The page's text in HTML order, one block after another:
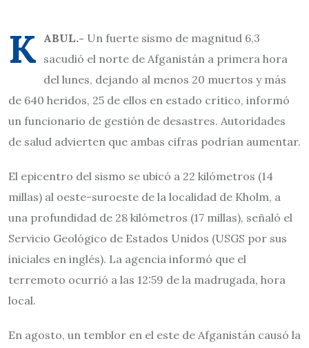
K ABUL.- Un fuerte sismo de magnitud 6,3
sacudió el norte de Afganistán a primera hora
del lunes, dejando al menos 20 muertos y más
de 640 heridos, 25 de ellos en estado crítico, informó
un funcionario de gestión de desastres. Autoridades
de salud advierten que ambas cifras podrían aumentar.
El epicentro del sismo se ubicó a 22 kilómetros (14
millas) al oeste-suroeste de la localidad de Kholm, a
una profundidad de 28 kilómetros (17 millas), señaló el
Servicio Geológico de Estados Unidos (USGS por sus
iniciales en inglés). La agencia informó que el
terremoto ocurrió a las 12:59 de la madrugada, hora
local.
En agosto, un temblor en el este de Afganistán causó la